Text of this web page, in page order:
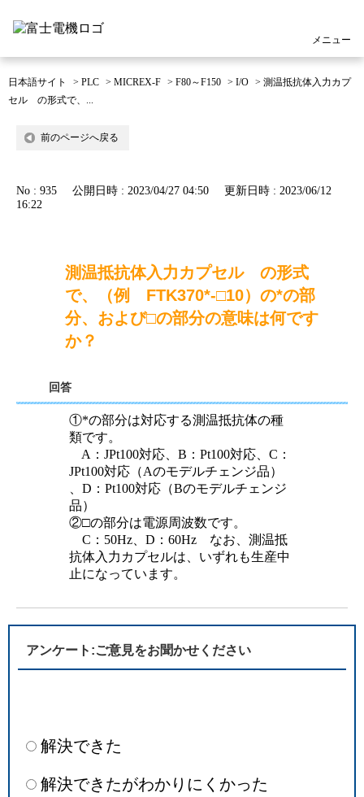
メニュー
日本語サイト > PLC > MICREX-F > F80～F150 > I/O > 測温抵抗体入力カプ
セル の形式で、...
前のページへ戻る
No : 935 公開日時 : 2023/04/27 04:50
更新日時 : 2023/06/12
16:22
測温抵抗体入力カプセル の形式
で、（例 FTK370*-□10）の*の部
分、および□の部分の意味は何です
か？
回答
①*の部分は対応する測温抵抗体の種
類です。
A：JPt100対応、B：Pt100対応、C：
JPt100対応（Aのモデルチェンジ品）
、D：Pt100対応（Bのモデルチェンジ
品）
②□の部分は電源周波数です。
C：50Hz、D：60Hz なお、測温抵
抗体入力カプセルは、いずれも生産中
止になっています。
アンケート:ご意見をお聞かせください
解決できた
解決できたがわかりにくかった